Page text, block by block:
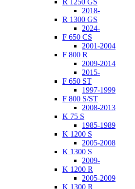
R 1250 GS
2018-
R 1300 GS
2024-
F 650 CS
2001-2004
F 800 R
2009-2014
2015-
F 650 ST
1997-1999
F 800 S/ST
2008-2013
K 75 S
1985-1989
K 1200 S
2005-2008
K 1300 S
2009-
K 1200 R
2005-2009
K 1300 R